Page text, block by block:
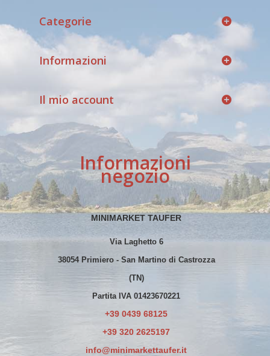
Categorie
Informazioni
Il mio account
Informazioni
negozio
MINIMARKET TAUFER
Via Laghetto 6
38054 Primiero - San Martino di Castrozza
(TN)
Partita IVA 01423670221
+39 0439 68125
+39 320 2625197
info@minimarkettaufer.it